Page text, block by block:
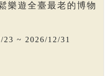
樂遊全臺最老的博物
23 ~ 2026/12/31